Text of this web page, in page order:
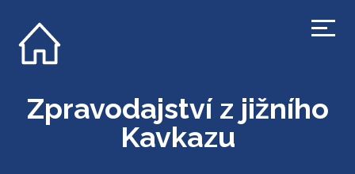
Zpravodajství z jižního
Kavkazu